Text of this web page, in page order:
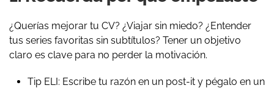
¿Querías mejorar tu CV? ¿Viajar sin miedo? ¿Entender
tus series favoritas sin subtítulos? Tener un objetivo
claro es clave para no perder la motivación.
Tip ELI: Escribe tu razón en un post-it y pégalo en un